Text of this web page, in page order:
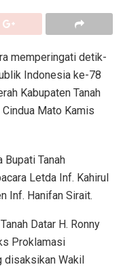
memperingati detik-
Indonesia ke-78
Kabupaten Tanah
Mato Kamis
Tanah
Letda Inf. Kahirul
Inf. Hanifan Sirait.
Datar H. Ronny
Proklamasi
disaksikan Wakil